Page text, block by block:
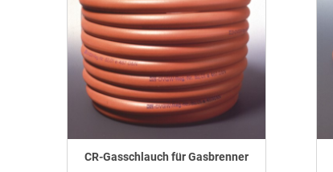
CR-Gasschlauch für Gasbrenner